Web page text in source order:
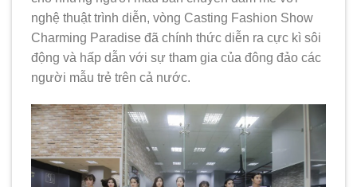
nghệ thuật trình diễn, vòng Casting Fashion Show
Charming Paradise đã chính thức diễn ra cực kì sôi
động và hấp dẫn với sự tham gia của đông đảo các
người mẫu trẻ trên cả nước.